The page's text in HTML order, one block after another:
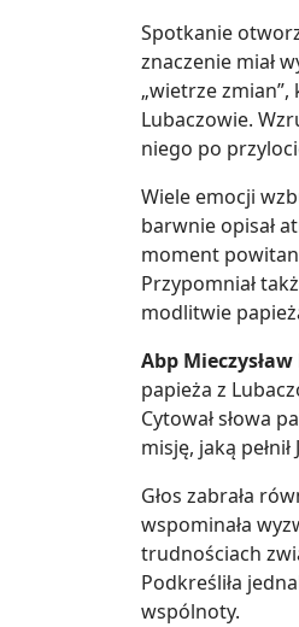
Spotkanie
znaczenie miał
„wietrze
Lubaczowie.
niego po
Wiele emocji
barwnie opisał
moment
Przypomniał
modlitwie
Abp
papieża z
Cytował słowa
misję, jaką pełnił
Głos zabrała
wspominała
trudnościach
Podkreśliła
wspólnoty.